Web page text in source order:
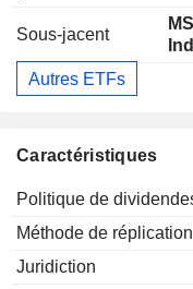
Sous-jacent
Autres ETFs
Caractéristiques
Politique de
Méthode de réplication
Juridiction